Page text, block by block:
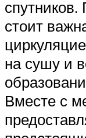
стоит
на сушу и
Вместе с